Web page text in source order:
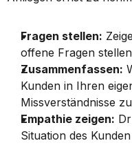
Fragen stellen:
offene Fragen
Zusammenfassen:
Kunden in Ihren
Missverständnisse
Empathie zeigen:
Situation des